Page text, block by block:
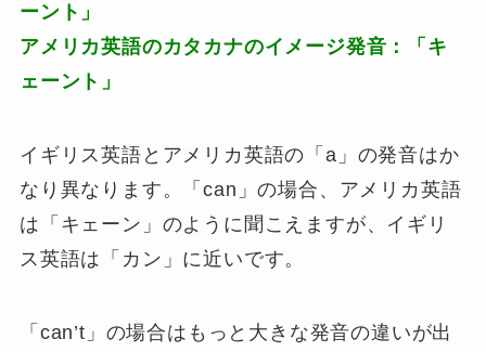
ーント」
アメリカ英語のカタカナのイメージ発音：「キ
ェーント」
イギリス英語とアメリカ英語の「a」の発音はか
なり異なります。「can」の場合、アメリカ英語
は「キェーン」のように聞こえますが、イギリ
ス英語は「カン」に近いです。
「can’t」の場合はもっと大きな発音の違いが出